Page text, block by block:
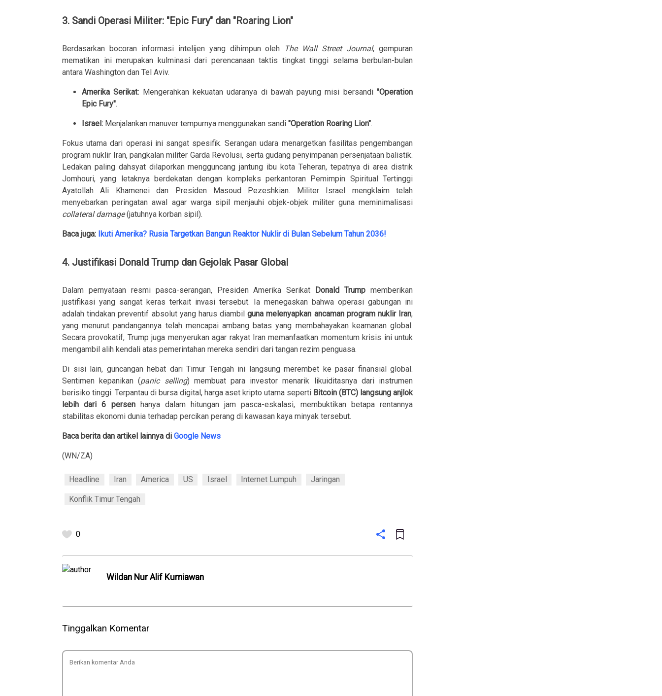
3. Sandi Operasi Militer: "Epic Fury" dan "Roaring Lion"
Berdasarkan bocoran informasi intelijen yang dihimpun oleh The Wall Street Journal, gempuran
mematikan ini merupakan kulminasi dari perencanaan taktis tingkat tinggi selama berbulan-bulan
antara Washington dan Tel Aviv.
Amerika Serikat: Mengerahkan kekuatan udaranya di bawah payung misi bersandi"Operation
Epic Fury".
Israel: Menjalankan manuver tempurnya menggunakan sandi "Operation Roaring Lion".
Fokus utama dari operasi ini sangat spesifik. Serangan udara menargetkan fasilitas pengembangan
program nuklir Iran, pangkalan militer Garda Revolusi, serta gudang penyimpanan persenjataan balistik.
Ledakan paling dahsyat dilaporkan mengguncang jantung ibu kota Teheran, tepatnya di area distrik
Jomhouri, yang letaknya berdekatan dengan kompleks perkantoran Pemimpin Spiritual Tertinggi
Ayatollah Ali Khamenei dan Presiden Masoud Pezeshkian. Militer Israel mengklaim telah
menyebarkan peringatan awal agar warga sipil menjauhi objek-objek militer guna meminimalisasi
collateral damage(jatuhnya korban sipil).
Baca juga: Ikuti Amerika? Rusia Targetkan Bangun Reaktor Nuklir di Bulan Sebelum Tahun 2036!
4. Justifikasi Donald Trump dan Gejolak Pasar Global
Dalam pernyataan resmi pasca-serangan, Presiden Amerika Serikat Donald Trump memberikan
justifikasi yang sangat keras terkait invasi tersebut. Ia menegaskan bahwa operasi gabungan ini
adalah tindakan preventif absolut yang harus diambil guna melenyapkan ancaman program nuklir Iran,
yang menurut pandangannya telah mencapai ambang batas yang membahayakan keamanan global.
Secara provokatif, Trump juga menyerukan agar rakyat Iran memanfaatkan momentum krisis ini untuk
mengambil alih kendali atas pemerintahan mereka sendiri dari tangan rezim penguasa.
Di sisi lain, guncangan hebat dari Timur Tengah ini langsung merembet ke pasar finansial global.
Sentimen kepanikan (panic selling) membuat para investor menarik likuiditasnya dari instrumen
berisiko tinggi. Terpantau di bursa digital, harga aset kripto utama seperti Bitcoin (BTC) langsung anjlok
lebih dari 6 persenhanya dalam hitungan jam pasca-eskalasi, membuktikan betapa rentannya
stabilitas ekonomi dunia terhadap percikan perang di kawasan kaya minyak tersebut.
Baca berita dan artikel lainnya di Google News
(WN/ZA)
Headline Iran America US Israel Internet Lumpuh Jaringan
Konflik Timur Tengah
0
Wildan Nur Alif Kurniawan
Tinggalkan Komentar